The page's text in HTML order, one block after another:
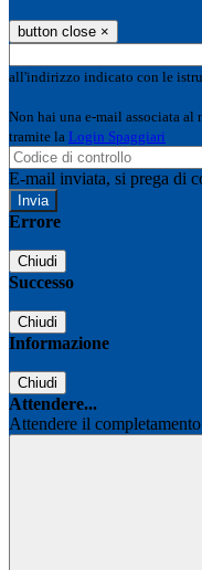
button close ×
all'indirizzo indicato con le
Non hai una e-mail associata al
tramite la Login Spaggiari
E-mail inviata, si prega di
Errore
Chiudi
Successo
Chiudi
Informazione
Chiudi
Attendere...
Attendere il